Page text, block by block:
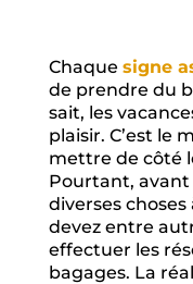
Chaque signe
de prendre du
sait, les
plaisir. C’est le
mettre de côté
Pourtant, avant
diverses
devez entre
effectuer les
bagages. La